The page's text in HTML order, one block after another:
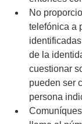
No
telefónica a
de la
cuestionar
pueden ser
persona